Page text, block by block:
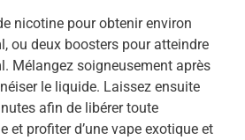
nicotine pour obtenir environ
ou deux boosters pour atteindre
Mélangez soigneusement après
le liquide. Laissez ensuite
afin de libérer toute
et profiter d’une vape exotique et